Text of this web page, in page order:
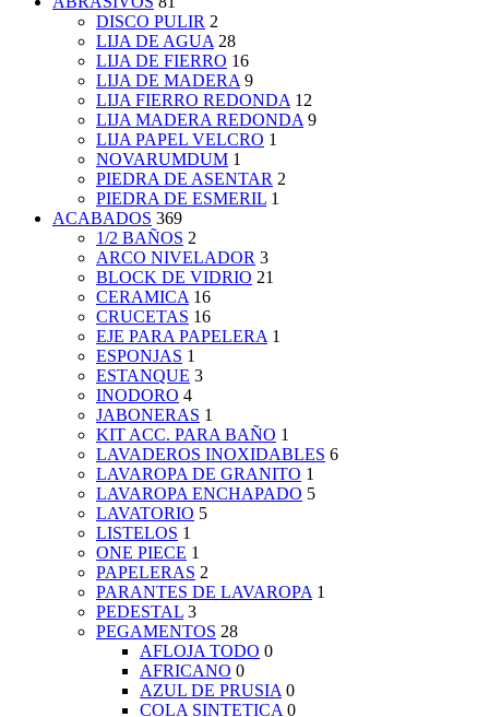
DISCO PULIR 2
LIJA DE AGUA 28
LIJA DE FIERRO 16
LIJA DE MADERA 9
LIJA FIERRO REDONDA 12
LIJA MADERA REDONDA 9
LIJA PAPEL VELCRO 1
NOVARUMDUM 1
PIEDRA DE ASENTAR 2
PIEDRA DE ESMERIL 1
ACABADOS 369
1/2 BAÑOS 2
ARCO NIVELADOR 3
BLOCK DE VIDRIO 21
CERAMICA 16
CRUCETAS 16
EJE PARA PAPELERA 1
ESPONJAS 1
ESTANQUE 3
INODORO 4
JABONERAS 1
KIT ACC. PARA BAÑO 1
LAVADEROS INOXIDABLES 6
LAVAROPA DE GRANITO 1
LAVAROPA ENCHAPADO 5
LAVATORIO 5
LISTELOS 1
ONE PIECE 1
PAPELERAS 2
PARANTES DE LAVAROPA 1
PEDESTAL 3
PEGAMENTOS 28
AFLOJA TODO 0
AFRICANO 0
AZUL DE PRUSIA 0
COLA SINTETICA 0